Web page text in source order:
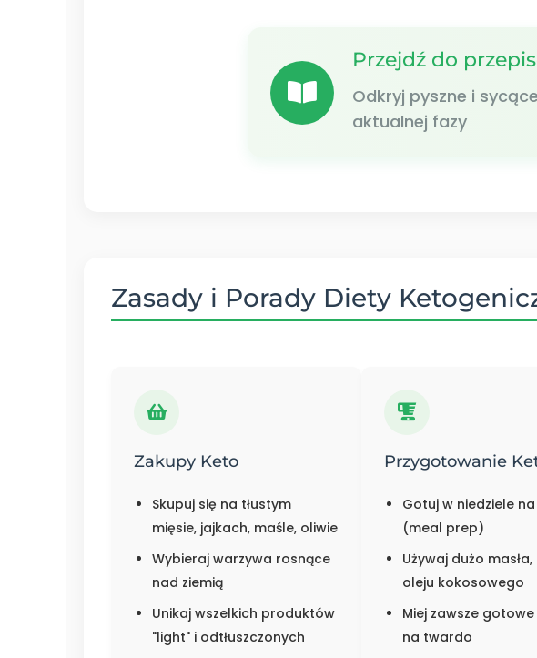
Przejdź do
Odkryj pyszne i
aktualnej fazy
Zasady i Porady Diety
Zakupy Keto
Skupuj się na tłustym
mięsie, jajkach, maśle, oliwie
Wybieraj warzywa rosnące
nad ziemią
Unikaj wszelkich produktów
"light" i odtłuszczonych
Przygotowanie
Gotuj w niedziele
(meal prep)
Używaj dużo
oleju kokosowego
Miej zawsze
na twardo